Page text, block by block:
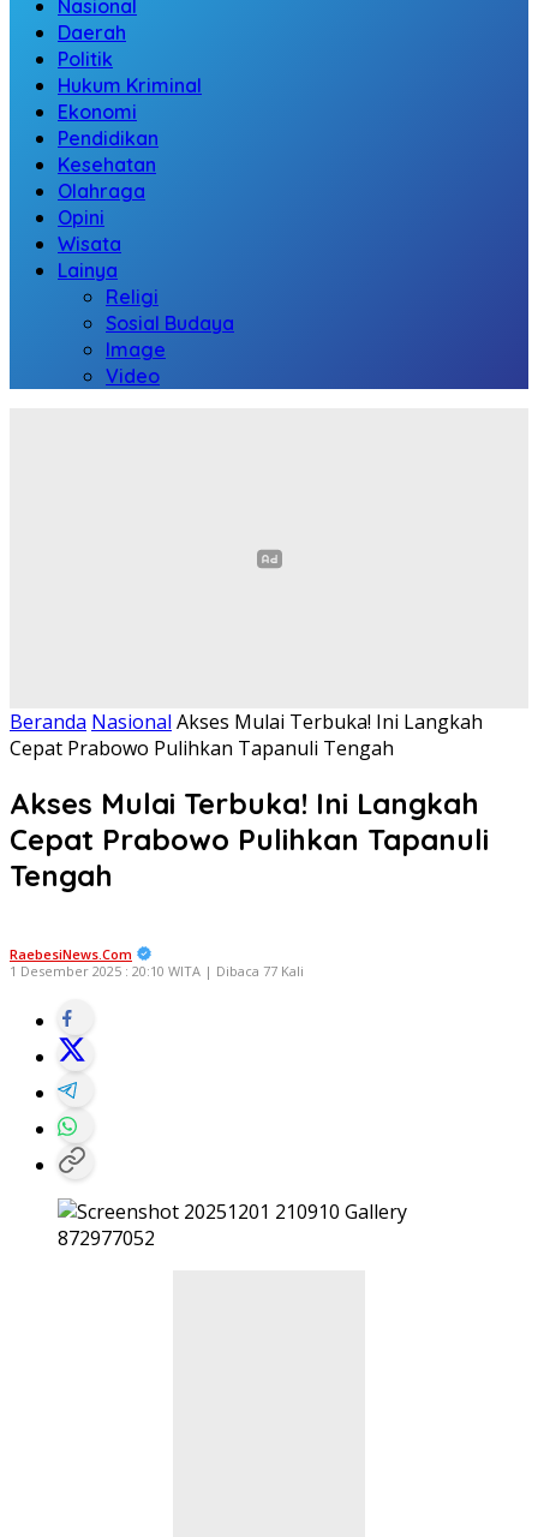
Nasional
Daerah
Politik
Hukum Kriminal
Ekonomi
Pendidikan
Kesehatan
Olahraga
Opini
Wisata
Lainya
Religi
Sosial Budaya
Image
Video
Beranda Nasional Akses Mulai Terbuka! Ini Langkah
Cepat Prabowo Pulihkan Tapanuli Tengah
Akses Mulai Terbuka! Ini Langkah
Cepat Prabowo Pulihkan Tapanuli
Tengah
RaebesiNews.Com
1 Desember 2025 : 20:10 WITA | Dibaca 77 Kali